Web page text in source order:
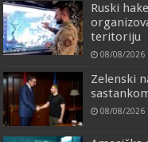
Ruski
teritoriju
08/08/2026
Zelenski
08/08/2026